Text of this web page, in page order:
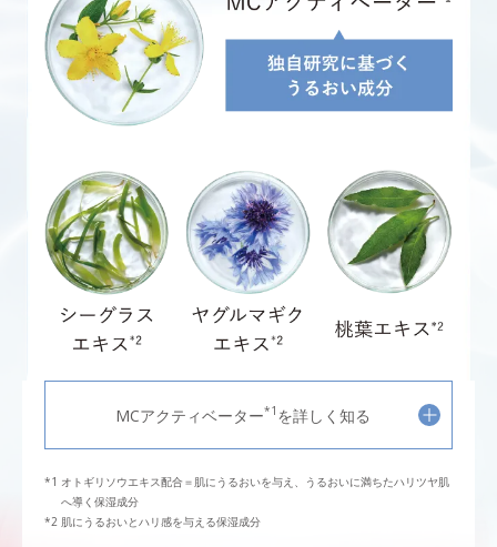
MCアクティベーター*1 を詳しく知る
オトギリソウエキス配合＝肌にうるおいを与え、うるおいに満ちたハリツヤ肌
へ導く保湿成分
肌にうるおいとハリ感を与える保湿成分